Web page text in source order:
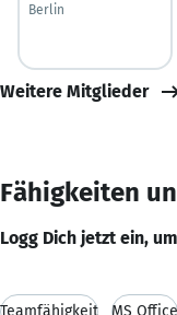
Berlin
Weitere Mitglieder
Fähigkeiten
Logg Dich jetzt ein,
Teamfähigkeit MS Office